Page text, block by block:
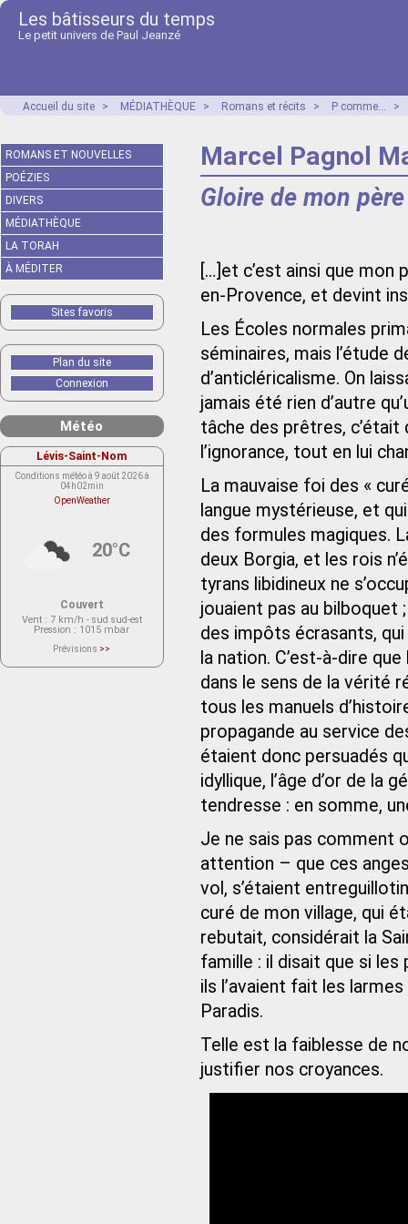
Les bâtisseurs du temps
Le petit univers de Paul Jeanzé
Accueil du site > MÉDIATHÈQUE > Romans et récits > P comme... >
Marcel Pagnol
Gloire de mon
[…]et c’est ainsi que mon
en-Provence, et devint
Les Écoles normales
séminaires, mais l’étude
d’anticléricalisme. On
jamais été rien d’autre
tâche des prêtres, c’était
l’ignorance, tout en lui
La mauvaise foi des «
langue mystérieuse, et
des formules magiques.
deux Borgia, et les rois
tyrans libidineux ne
jouaient pas au bilboquet
des impôts écrasants,
la nation. C’est-à-dire
dans le sens de la vérité
tous les manuels
propagande au service
étaient donc persuadés
idyllique, l’âge d’or de la
tendresse : en somme,
Je ne sais pas comment
attention – que ces
vol, s’étaient
curé de mon village, qui
rebutait, considérait la
famille : il disait que si
ils l’avaient fait les
Paradis.
Telle est la faiblesse de
justifier nos croyances.
ROMANS ET NOUVELLES
POÉZIES
DIVERS
MÉDIATHÈQUE
LA TORAH
À MÉDITER
Sites favoris
Plan du site
Connexion
Météo
Lévis-Saint-Nom
Conditions météo à 9 août 2026 à
04h02min
OpenWeather
20°C
Couvert
Vent : 7 km/h - sud sud-est
Pression : 1015 mbar
Prévisions >>
actuellement aucune prévision